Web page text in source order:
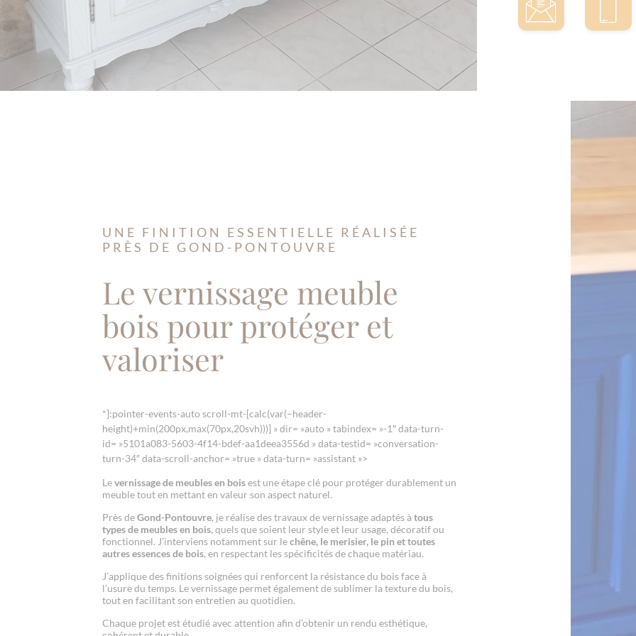
UNE FINITION ESSENTIELLE RÉALISÉE
PRÈS DE GOND-PONTOUVRE
Le vernissage meuble
bois pour protéger et
valoriser
*]:pointer-events-auto scroll-mt-[calc(var(–header-
height)+min(200px,max(70px,20svh)))] » dir= »auto » tabindex= »-1″ data-turn-
id= »5101a083-5603-4f14-bdef-aa1deea3556d » data-testid= »conversation-
turn-34″ data-scroll-anchor= »true » data-turn= »assistant »>
Levernissage de meubles en boisest une étape clé pour protéger durablement un
meuble tout en mettant en valeur son aspect naturel.
Près deGond-Pontouvre, je réalise des travaux de vernissage adaptés à tous
types de meubles en bois, quels que soient leur style et leur usage, décoratif ou
fonctionnel. J’interviens notamment sur lechêne, le merisier, le pin et toutes
autres essences de bois, en respectant les spécificités de chaque matériau.
J’applique des finitions soignées qui renforcent la résistance du bois face à
l’usure du temps. Le vernissage permet également de sublimer la texture du bois,
tout en facilitant son entretien au quotidien.
Chaque projet est étudié avec attention afin d’obtenir un rendu esthétique,